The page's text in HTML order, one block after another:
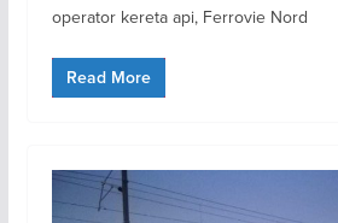
operator kereta api, Ferrovie Nord
Read More